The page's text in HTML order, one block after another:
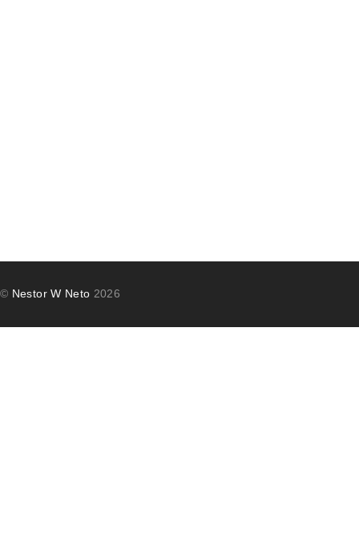
© Nestor W Neto 2026